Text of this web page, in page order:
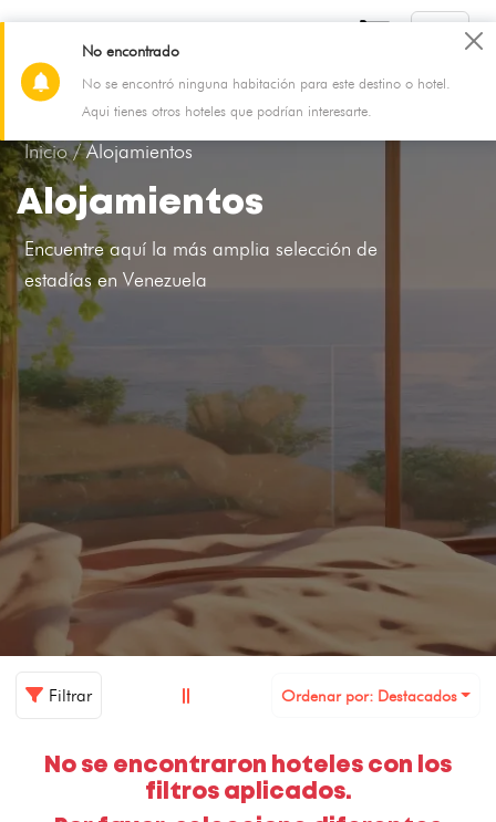
06 Aug - 07 Aug 2 Adultos, 0 Niño, 1 Habitación
Inicio /Alojamientos
Alojamientos
Encuentre aquí la más amplia selección de
estadías en Venezuela
Filtrar Ordenar por: Destacados
No se encontraron hoteles con los
filtros aplicados.
No encontrado
No se encontró ninguna habitación para este destino o hotel.
Aqui tienes otros hoteles que podrían interesarte.